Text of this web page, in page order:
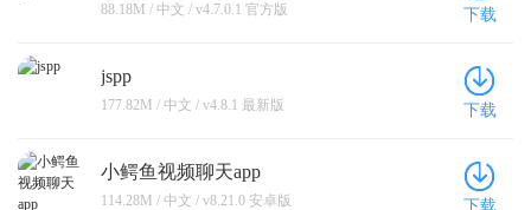
88.18M / 中文 / v4.7.0.1 官方版 下载
jspp
177.82M / 中文 / v4.8.1 最新版 下载
小鳄鱼视频聊天app
114.28M / 中文 / v8.21.0 安卓版 下载